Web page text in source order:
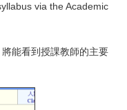
via the Academic
能看到授課教師的主要